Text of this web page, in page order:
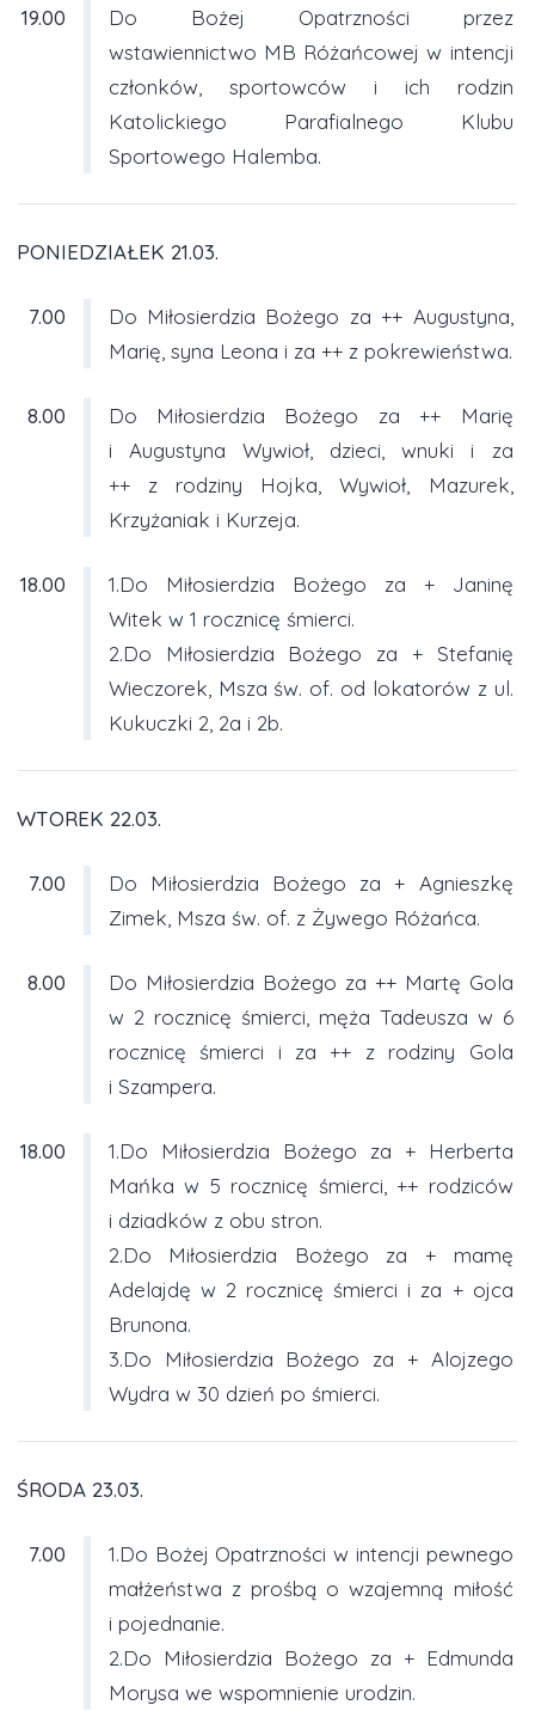
19.00
Do Bożej Opatrzności przez
wstawiennictwo MB Różańcowej w intencji
członków, sportowców i ich rodzin
Katolickiego Parafialnego Klubu
Sportowego Halemba.
PONIEDZIAŁEK 21.03.
7.00
Do Miłosierdzia Bożego za ++ Augustyna,
Marię, syna Leona i za ++ z pokrewieństwa.
8.00
Do Miłosierdzia Bożego za ++ Marię
i Augustyna Wywioł, dzieci, wnuki i za
++ z rodziny Hojka, Wywioł, Mazurek,
Krzyżaniak i Kurzeja.
18.00
1.Do Miłosierdzia Bożego za + Janinę
Witek w 1 rocznicę śmierci.
2.Do Miłosierdzia Bożego za + Stefanię
Wieczorek, Msza św. of. od lokatorów z ul.
Kukuczki 2, 2a i 2b.
WTOREK 22.03.
7.00
Do Miłosierdzia Bożego za + Agnieszkę
Zimek, Msza św. of. z Żywego Różańca.
8.00
Do Miłosierdzia Bożego za ++ Martę Gola
w 2 rocznicę śmierci, męża Tadeusza w 6
rocznicę śmierci i za ++ z rodziny Gola
i Szampera.
18.00
1.Do Miłosierdzia Bożego za + Herberta
Mańka w 5 rocznicę śmierci, ++ rodziców
i dziadków z obu stron.
2.Do Miłosierdzia Bożego za + mamę
Adelajdę w 2 rocznicę śmierci i za + ojca
Brunona.
3.Do Miłosierdzia Bożego za + Alojzego
Wydra w 30 dzień po śmierci.
ŚRODA 23.03.
7.00
1.Do Bożej Opatrzności w intencji pewnego
małżeństwa z prośbą o wzajemną miłość
i pojednanie.
2.Do Miłosierdzia Bożego za + Edmunda
Morysa we wspomnienie urodzin.